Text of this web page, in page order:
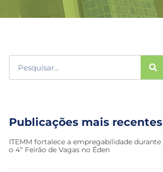
Publicações mais recentes
ITEMM fortalece a empregabilidade durante
o 4º Feirão de Vagas no Éden